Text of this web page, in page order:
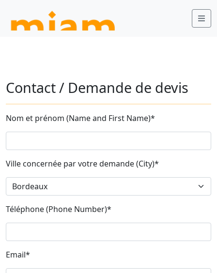
Contact / Demande de devis
Nom et prénom (Name and First Name)*
Ville concernée par votre demande (City)*
Téléphone (Phone Number)*
Email*